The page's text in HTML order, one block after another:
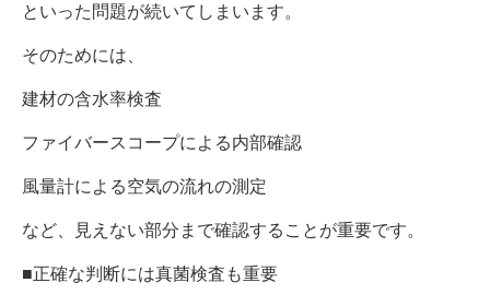
といった問題が続いてしまいます。
そのためには、
建材の含水率検査
ファイバースコープによる内部確認
風量計による空気の流れの測定
など、見えない部分まで確認することが重要です。
■正確な判断には真菌検査も重要